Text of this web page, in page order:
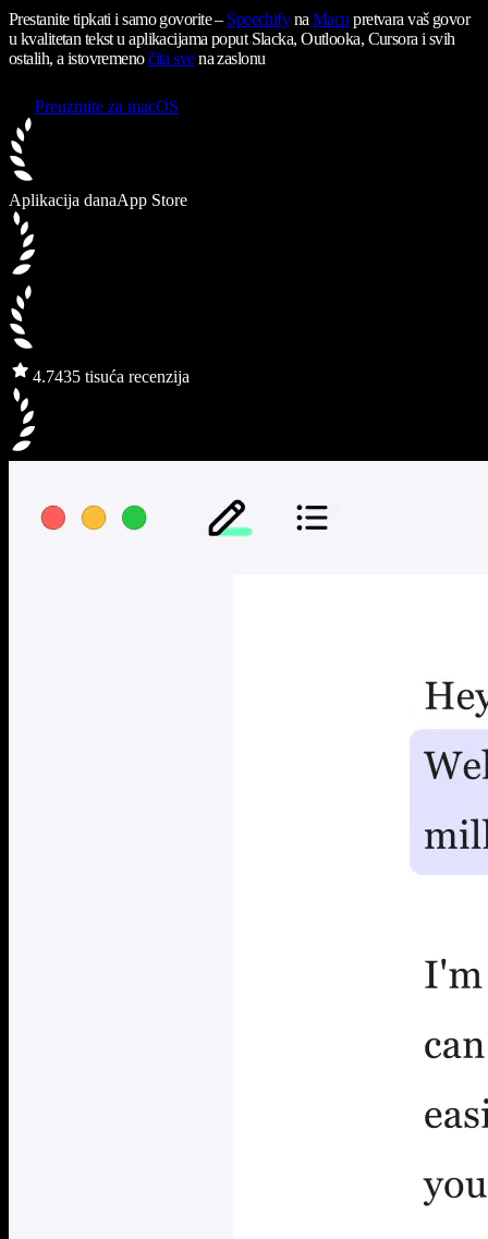
Prestanite tipkati i samo govorite – SpeechifynaMacu pretvara vaš govor
u kvalitetan tekst u aplikacijama poput Slacka, Outlooka, Cursora i svih
ostalih, a istovremenočita svena zaslonu
Preuzmite za macOS
Aplikacija danaApp Store
4.7435 tisuća recenzija